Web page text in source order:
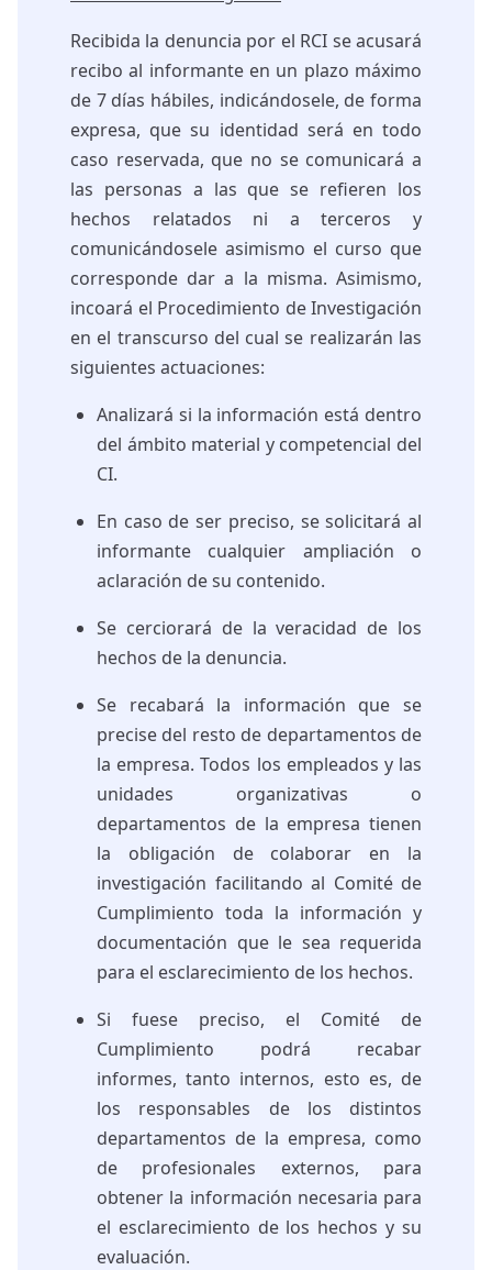
Recibida la denuncia por el RCI se acusará
recibo al informante en un plazo máximo
de 7 días hábiles, indicándosele, de forma
expresa, que su identidad será en todo
caso reservada, que no se comunicará a
las personas a las que se refieren los
hechos relatados ni a terceros y
comunicándosele asimismo el curso que
corresponde dar a la misma. Asimismo,
incoará el Procedimiento de Investigación
en el transcurso del cual se realizarán las
siguientes actuaciones:
Analizará si la información está dentro
del ámbito material y competencial del
CI.
En caso de ser preciso, se solicitará al
informante cualquier ampliación o
aclaración de su contenido.
Se cerciorará de la veracidad de los
hechos de la denuncia.
Se recabará la información que se
precise del resto de departamentos de
la empresa. Todos los empleados y las
unidades organizativas o
departamentos de la empresa tienen
la obligación de colaborar en la
investigación facilitando al Comité de
Cumplimiento toda la información y
documentación que le sea requerida
para el esclarecimiento de los hechos.
Si fuese preciso, el Comité de
Cumplimiento podrá recabar
informes, tanto internos, esto es, de
los responsables de los distintos
departamentos de la empresa, como
de profesionales externos, para
obtener la información necesaria para
el esclarecimiento de los hechos y su
evaluación.